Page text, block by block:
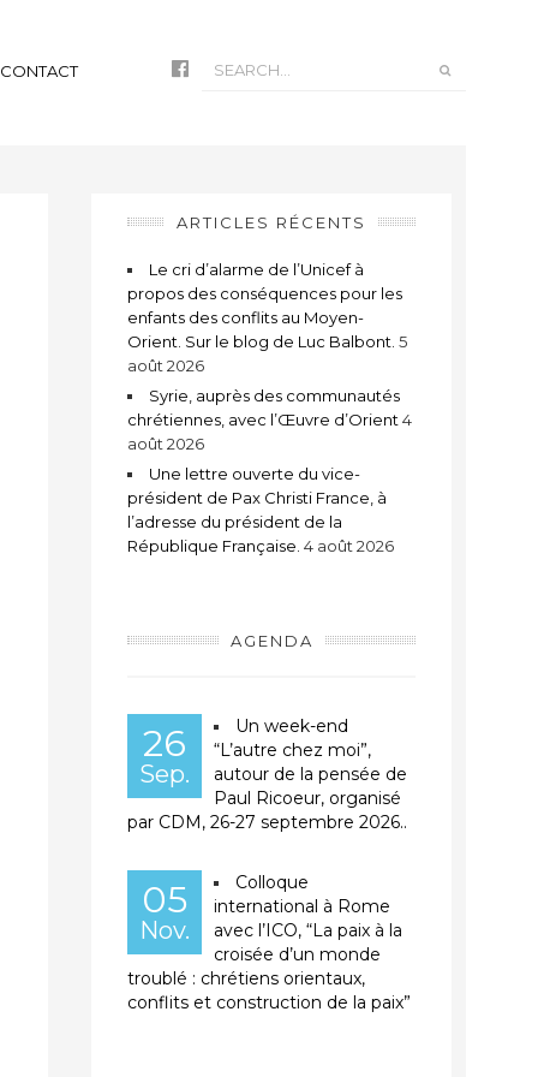
CONTACT
ARTICLES RÉCENTS
Le cri d’alarme de l’Unicef à
propos des conséquences pour les
enfants des conflits au Moyen-
Orient. Sur le blog de Luc Balbont. 5
août 2026
Syrie, auprès des communautés
chrétiennes, avec l’Œuvre d’Orient 4
août 2026
Une lettre ouverte du vice-
président de Pax Christi France, à
l’adresse du président de la
République Française. 4 août 2026
AGENDA
26
Sep.
Un week-end
“L’autre chez moi”,
autour de la pensée de
Paul Ricoeur, organisé
par CDM, 26-27 septembre 2026..
05
Nov.
Colloque
international à Rome
avec l’ICO, “La paix à la
croisée d’un monde
troublé : chrétiens orientaux,
conflits et construction de la paix”